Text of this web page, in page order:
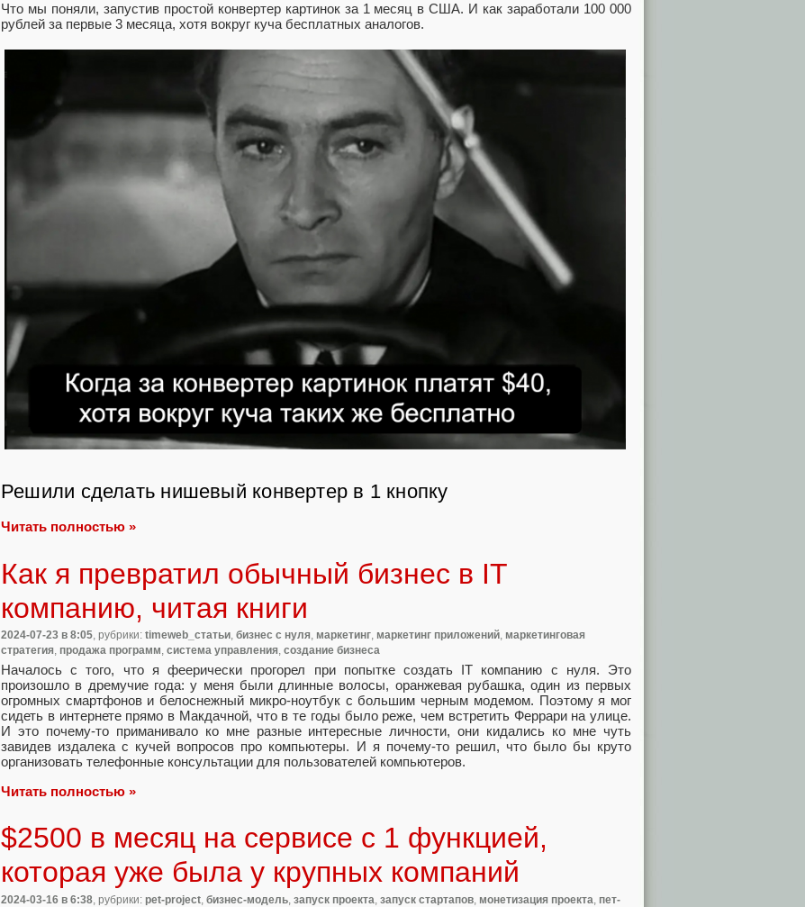
Что мы поняли, запустив простой конвертер картинок за 1 месяц в США. И как заработали 100 000
рублей за первые 3 месяца, хотя вокруг куча бесплатных аналогов.
Решили сделать нишевый конвертер в 1 кнопку
Читать полностью »
Как я превратил обычный бизнес в IT
компанию, читая книги
2024-07-23 в 8:05 , рубрики: timeweb_статьи бизнес с нуля маркетинг маркетинг приложений маркетинговая
стратегия продажа программ система управления создание бизнеса
Началось с того, что я феерически прогорел при попытке создать IT компанию с нуля. Это
произошло в дремучие года: у меня были длинные волосы, оранжевая рубашка, один из первых
огромных смартфонов и белоснежный микро-ноутбук с большим черным модемом. Поэтому я мог
сидеть в интернете прямо в Макдачной, что в те годы было реже, чем встретить Феррари на улице.
И это почему-то приманивало ко мне разные интересные личности, они кидались ко мне чуть
завидев издалека с кучей вопросов про компьютеры. И я почему-то решил, что было бы круто
организовать телефонные консультации для пользователей компьютеров.
Читать полностью »
$2500 в месяц на сервисе с 1 функцией,
которая уже была у крупных компаний
2024-03-16 в 6:38 , рубрики: pet-project бизнес-модель запуск проекта запуск стартапов монетизация проекта пет-